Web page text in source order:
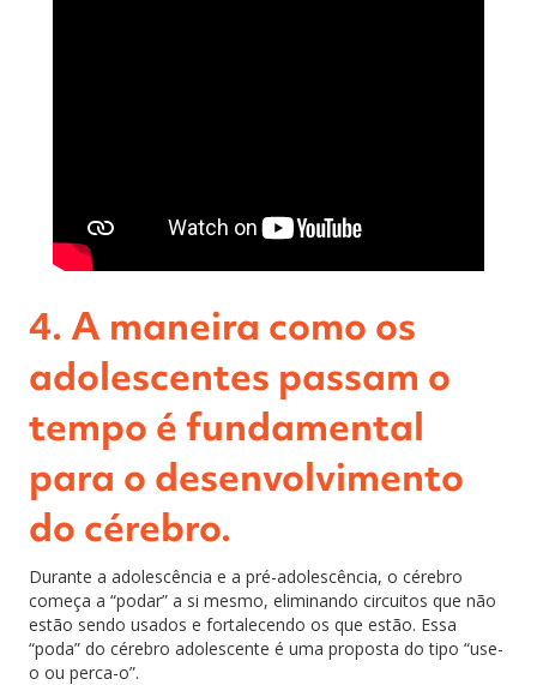
4. A maneira como os
adolescentes passam o
tempo é fundamental
para o desenvolvimento
do cérebro.
Durante a adolescência e a pré-adolescência, o cérebro
começa a “podar” a si mesmo, eliminando circuitos que não
estão sendo usados e fortalecendo os que estão. Essa
“poda” do cérebro adolescente é uma proposta do tipo “use-
o ou perca-o”.